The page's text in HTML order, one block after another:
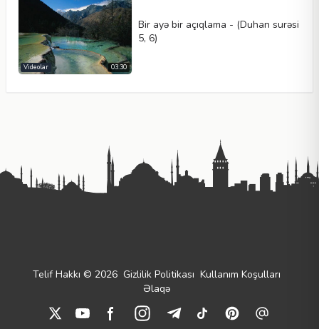
03:30
Videolar
Bir ayə bir açıqlama - (Duhan surəsi
5, 6)
Telif Hakkı © 2026 Gizlilik Politikası Kullanım Koşulları
Əlaqə